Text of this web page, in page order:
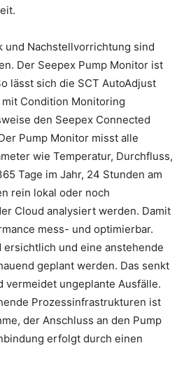
und Nachstellvorrichtung sind
Der Seepex Pump Monitor ist
lässt sich die SCT AutoAdjust
Condition Monitoring
den Seepex Connected
Pump Monitor misst alle
wie Temperatur, Durchfluss,
Tage im Jahr, 24 Stunden am
rein lokal oder noch
Cloud analysiert werden. Damit
mess- und optimierbar.
und eine anstehende
geplant werden. Das senkt
vermeidet ungeplante Ausfälle.
Prozessinfrastrukturen ist
der Anschluss an den Pump
erfolgt durch einen